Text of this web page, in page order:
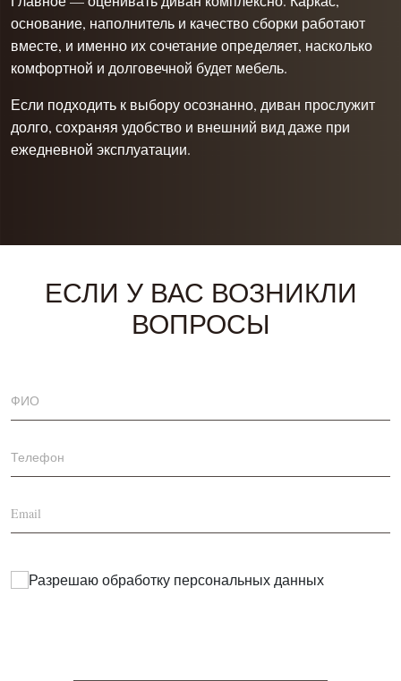
основание, наполнитель и качество сборки работают
вместе, и именно их сочетание определяет, насколько
комфортной и долговечной будет мебель.
Если подходить к выбору осознанно, диван прослужит
долго, сохраняя удобство и внешний вид даже при
ежедневной эксплуатации.
ЕСЛИ У ВАС ВОЗНИКЛИ
ВОПРОСЫ
Разрешаю обработку персональных данных